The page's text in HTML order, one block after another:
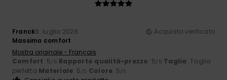
Franck9. luglio 2026
Acquisto verificato
Massimo comfort
Mostra originale - Français
Comfort: 5/5 Rapporto qualità-prezzo: 5/5 Taglia: Taglia
perfetta Materiale: 5/5 Colore: 5/5